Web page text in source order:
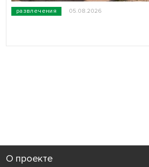
развлечения 05.08.2026
О проекте